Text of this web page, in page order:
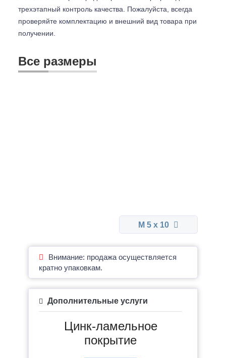
трехэтапный контроль качества. Пожалуйста, всегда
проверяйте комплектацию и внешний вид товара при
получении.
Все размеры
М 5 x 10
Внимание: продажа осуществляется
кратно упаковкам.
Дополнительные услуги
Цинк-ламельное
покрытие